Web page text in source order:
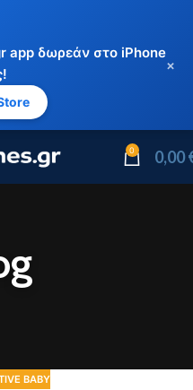
app δωρεάν στο iPhone
×
0 0,00
BABY